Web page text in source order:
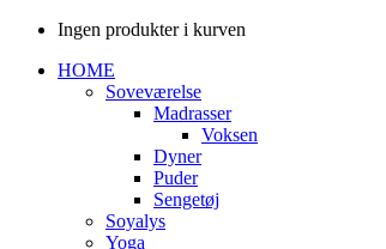
Ingen produkter i kurven
HOME
Soveværelse
Madrasser
Voksen
Dyner
Puder
Sengetøj
Soyalys
Yoga